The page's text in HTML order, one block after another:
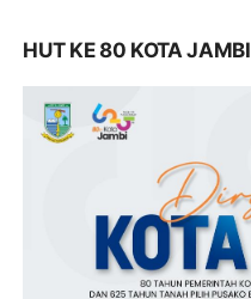
HUT KE 80 KOTA JAMBI